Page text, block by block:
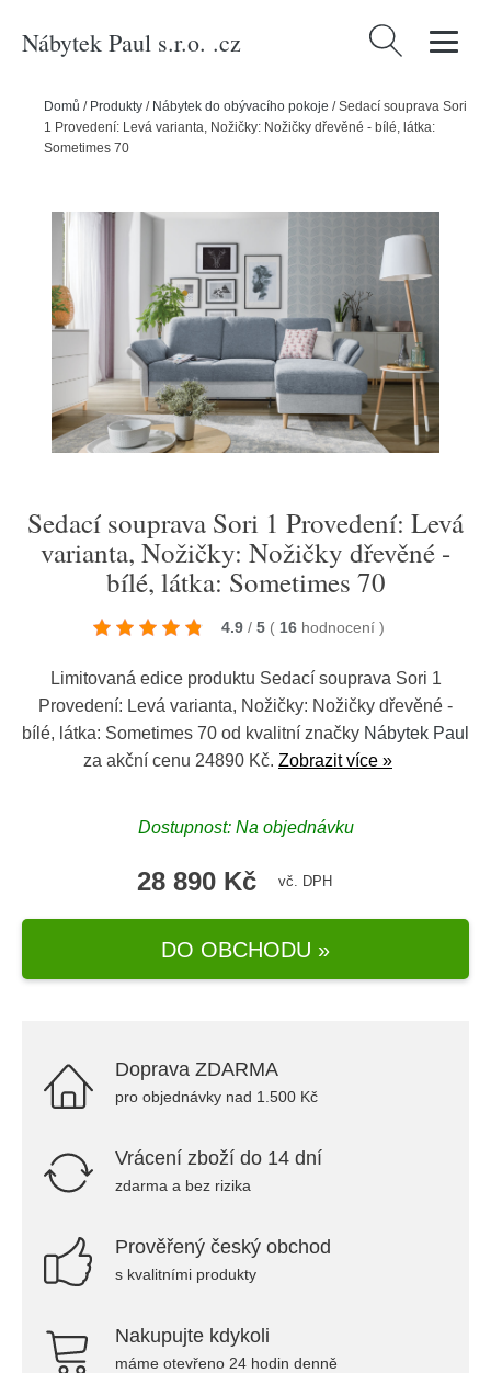
Nábytek Paul s.r.o. .cz Vyhledávání
Domů / Produkty / Nábytek do obývacího pokoje /Sedací souprava Sori
1 Provedení: Levá varianta, Nožičky: Nožičky dřevěné - bílé, látka:
Sometimes 70
Sedací souprava Sori 1 Provedení: Levá
varianta, Nožičky: Nožičky dřevěné -
bílé, látka: Sometimes 70
4.9 / 5 ( 16 hodnocení )
Limitovaná edice produktu Sedací souprava Sori 1
Provedení: Levá varianta, Nožičky: Nožičky dřevěné -
bílé, látka: Sometimes 70 od kvalitní značky Nábytek Paul
za akční cenu 24890 Kč. Zobrazit více »
Dostupnost: Na objednávku
28 890 Kč vč. DPH
DO OBCHODU »
Doprava ZDARMA
pro objednávky nad 1.500 Kč
Vrácení zboží do 14 dní
zdarma a bez rizika
Prověřený český obchod
s kvalitními produkty
Nakupujte kdykoli
máme otevřeno 24 hodin denně